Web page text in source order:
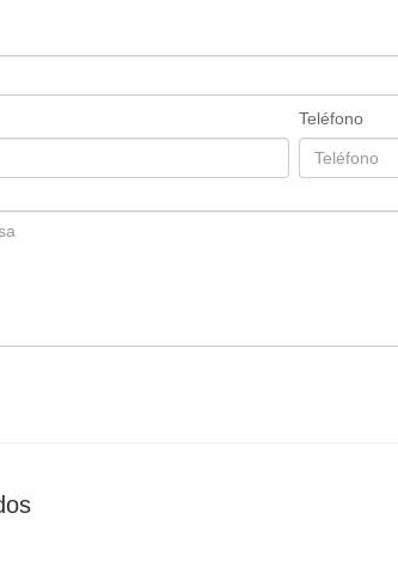
Teléfono